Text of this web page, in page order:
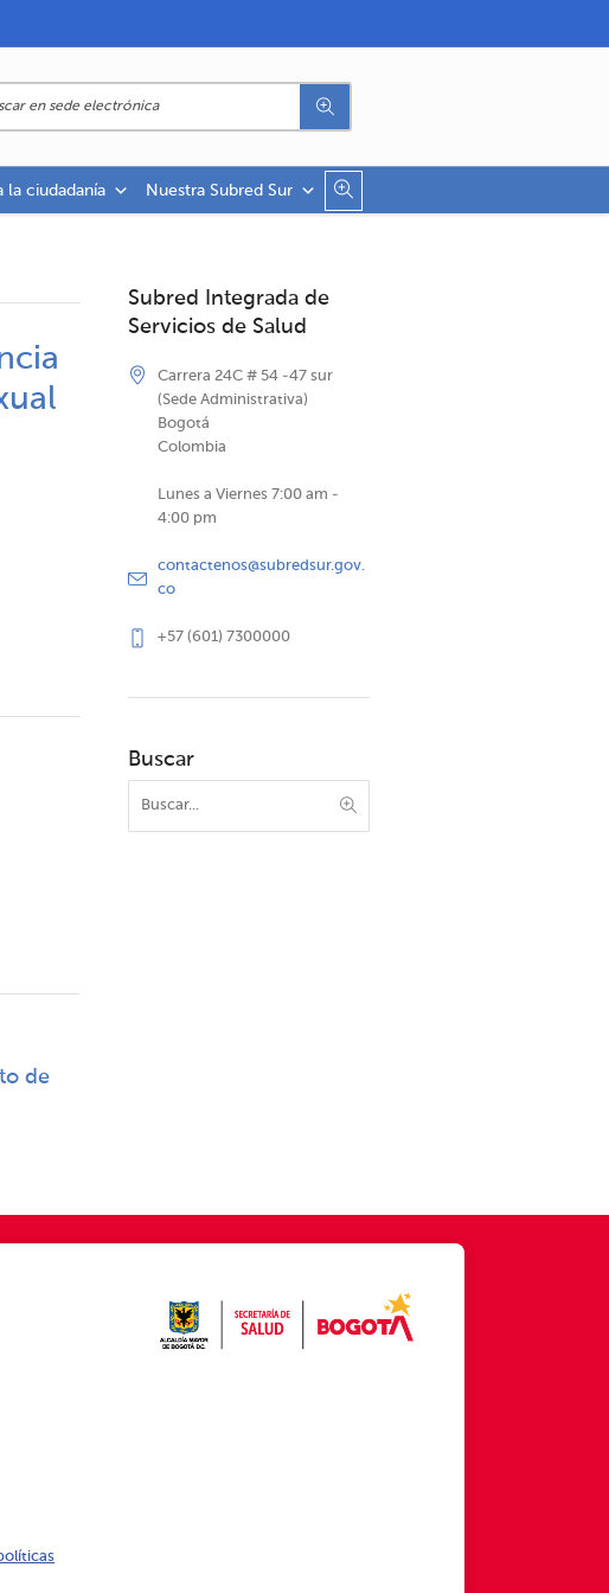
la ciudadanía Nuestra Subred Sur
de
Subred Integrada de
Servicios de Salud
Carrera 24C # 54 -47 sur
(Sede Administrativa)
Bogotá
Colombia
Lunes a Viernes 7:00 am -
4:00 pm
contactenos@subredsur.gov.
co
+57 (601) 7300000
Buscar